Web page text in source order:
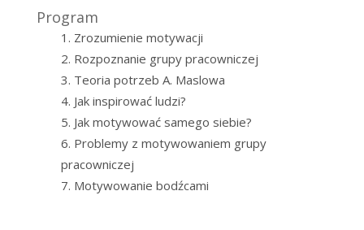
Program
Zrozumienie motywacji
Rozpoznanie grupy pracowniczej
Teoria potrzeb A. Maslowa
Jak inspirować ludzi?
Jak motywować samego siebie?
Problemy z motywowaniem grupy
pracowniczej
Motywowanie bodźcami